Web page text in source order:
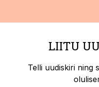
LIITU
Telli uudiskiri ning